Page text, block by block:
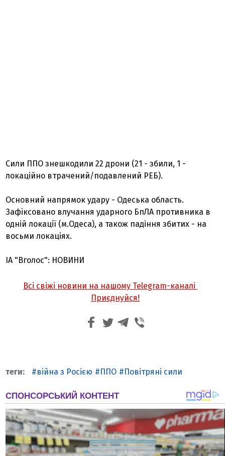
Сили ППО знешкодили 22 дрони (21 - збили, 1 -
локаційно втрачений/подавлений РЕБ).
Основний напрямок удару - Одеська область.
Зафіксовано влучання ударного БпЛА противника в
одній локації (м.Одеса), а також падіння збитих - на
восьми локаціях.
ІА "Вголос": НОВИНИ
Всі свіжі новини на нашому Telegram-каналі
Приєднуйся!
війна з Росією ППО Повітряні сили